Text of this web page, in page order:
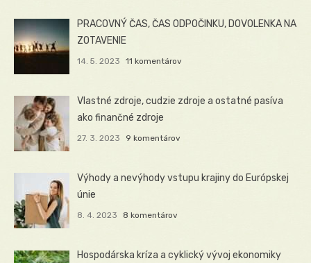
PRACOVNÝ ČAS, ČAS ODPOČINKU, DOVOLENKA NA
ZOTAVENIE
14. 5. 2023 11 komentárov
Vlastné zdroje, cudzie zdroje a ostatné pasíva
ako finančné zdroje
27. 3. 2023 9 komentárov
Výhody a nevýhody vstupu krajiny do Európskej
únie
8. 4. 2023 8 komentárov
Hospodárska kríza a cyklický vývoj ekonomiky